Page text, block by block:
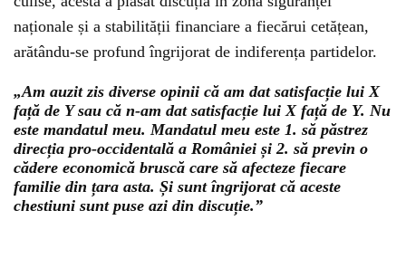
naționale și a stabilității financiare a fiecărui cetățean,
arătându-se profund îngrijorat de indiferența partidelor.
„Am auzit zis diverse opinii că am dat satisfacție lui X
față de Y sau că n-am dat satisfacție lui X față de Y. Nu
este mandatul meu. Mandatul meu este 1. să păstrez
direcția pro-occidentală a României și 2. să previn o
cădere economică bruscă care să afecteze fiecare
familie din țara asta. Și sunt îngrijorat că aceste
chestiuni sunt puse azi din discuție.”